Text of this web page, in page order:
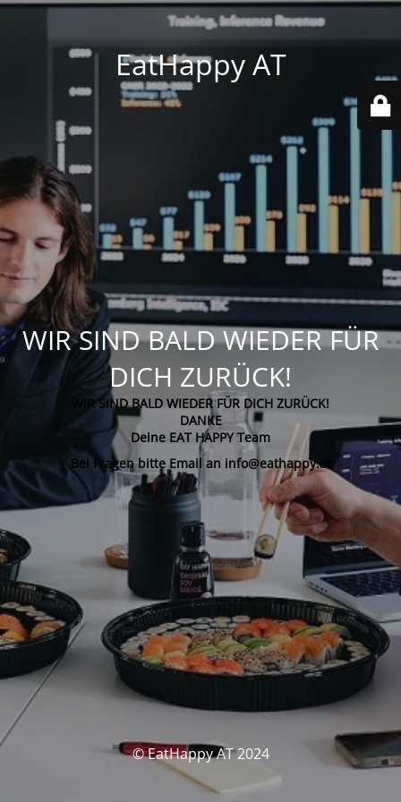
EatHappy AT
WIR SIND BALD WIEDER FÜR
DICH ZURÜCK!
WIR SIND BALD WIEDER FÜR DICH ZURÜCK!
DANKE
Deine EAT HAPPY Team
Bei Fragen bitte Email an info@eathappy.at
© EatHappy AT 2024